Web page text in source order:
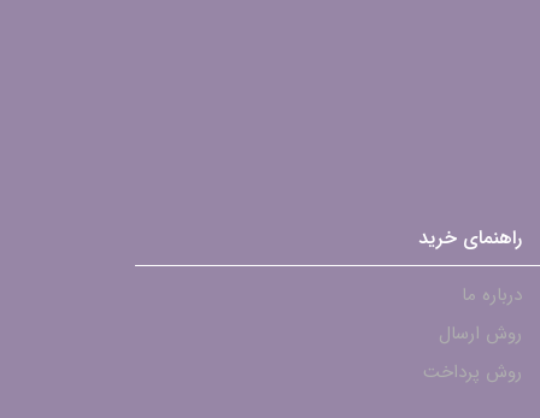
راهنمای خرید
درباره ما
روش ارسال
روش پرداخت